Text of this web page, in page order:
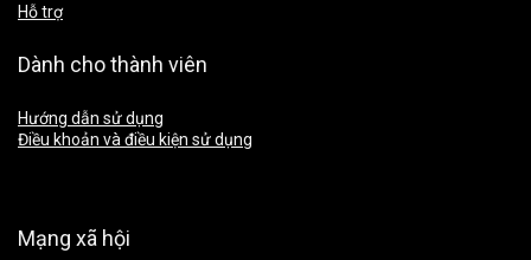
Hỗ trợ
Dành cho thành viên
Hướng dẫn sử dụng
Điều khoản và điều kiện sử dụng
Mạng xã hội